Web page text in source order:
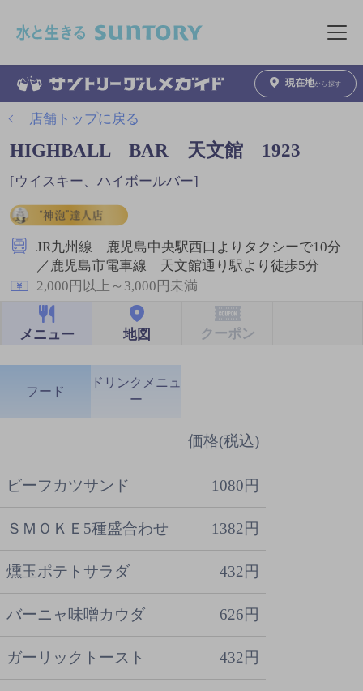
メニュ
現在地から探す
店舗トップに戻る
HIGHBALL BAR 天文館 1923
[ウイスキー、ハイボールバー]
JR九州線 鹿児島中央駅西口よりタクシーで10分
／鹿児島市電車線 天文館通り駅より徒歩5分
2,000円以上～3,000円未満
メニュー 地図 クーポン
フード
価格(税込)
ビーフカツサンド 1080円
ＳＭＯＫＥ5種盛合わせ 1382円
燻玉ポテトサラダ 432円
バーニャ味噌カウダ 626円
ガーリックトースト 432円
ドリンクメニュ
ー